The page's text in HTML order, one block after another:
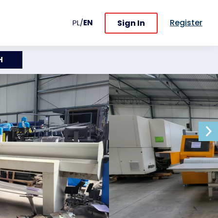
PL/EN Sign In Register